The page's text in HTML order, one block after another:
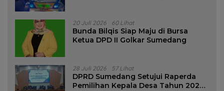
20 Juli 2026 60 Lihat
Bunda Bilqis Siap Maju di Bursa
Ketua DPD II Golkar Sumedang
28 Juli 2026 57 Lihat
DPRD Sumedang Setujui Raperda
Pemilihan Kepala Desa Tahun 2026